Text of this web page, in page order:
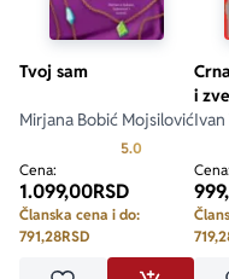
Tvoj sam
Mirjana Bobić Mojsilović
5.0 Prosecna
Cena:
1.099,00RSD
Članska cena i do:
791,28RSD
i
Ivan
Cena: